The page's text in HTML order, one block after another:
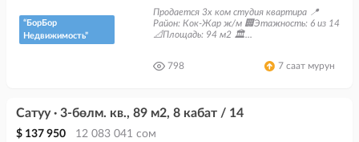
“БорБор
Недвижимость”
Продается 3х ком студия квартира 📍
Район: Кок-Жар ж/м 🏢Этажность: 6 из 14
📐Площадь: 94 м2 🏛️...
798 7 саат мурун
Сатуу · 3-бөлм. кв., 89 м2, 8 кабат / 14
$ 137 950 12 083 041 сом